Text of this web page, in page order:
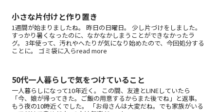
小さな片付けと作り置き
1週間が始まりましたね。 昨日の日曜日。 少し片づけをしました。
すっかり暑くなったのに、なかなかしまうことができなかったラ
グ。 3年使って、汚れやへたりが気になり始めたので、今回処分する
ことに。 ゴミ袋に入らread more
50代一人暮らしで気をつけていること
一人暮らしになって10年近く。 この間、友達とLINEしていたら
「今、娘が帰ってきた。ご飯の用意するからまた後でね」と返事。
もう夜の10時近くでした。 「お母さんは大変だね。でも家族がいる